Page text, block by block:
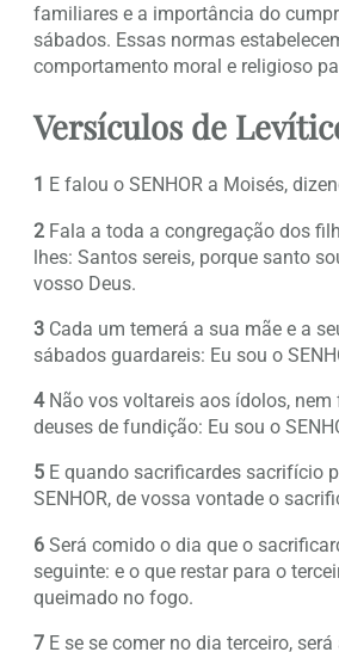
familiares e a importância do
sábados. Essas normas
comportamento moral e religioso
Versículos de
1 E falou o SENHOR a Moisés,
2 Fala a toda a congregação dos
lhes: Santos sereis, porque santo
vosso Deus.
3 Cada um temerá a sua mãe e a
sábados guardareis: Eu sou o
4Não vos voltareis aos ídolos, nem
deuses de fundição: Eu sou o
5 E quando sacrificardes sacrifício
SENHOR, de vossa vontade o
6 Será comido o dia que o
seguinte: e o que restar para o
queimado no fogo.
7 E se se comer no dia terceiro,